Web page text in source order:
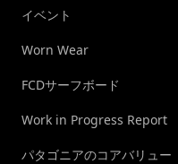
イベント
Worn Wear
FCDサーフボード
Work in Progress Report
パタゴニアのコアバリュー